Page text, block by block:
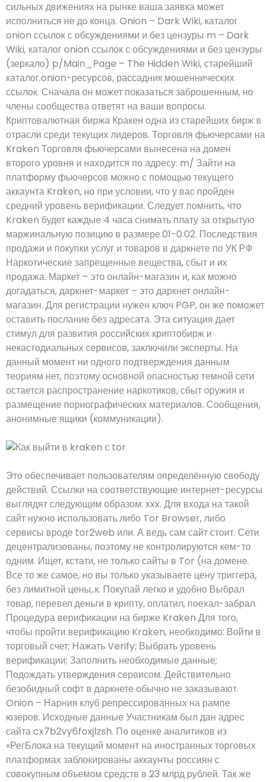
сильных движениях на рынке ваша заявка может
исполниться не до конца. Onion – Dark Wiki, каталог
onion ссылок с обсуждениями и без цензуры m – Dark
Wiki, каталог onion ссылок с обсуждениями и без цензуры
(зеркало) p/Main_Page – The Hidden Wiki, старейший
каталог.onion-ресурсов, рассадник мошеннических
ссылок. Сначала он может показаться заброшенным, но
члены сообщества ответят на ваши вопросы.
Криптовалютная биржа Кракен одна из старейших бирж в
отрасли среди текущих лидеров. Торговля фьючерсами на
Kraken Торговля фьючерсами вынесена на домен
второго уровня и находится по адресу: m/ Зайти на
платформу фьючерсов можно с помощью текущего
аккаунта Kraken, но при условии, что у вас пройден
средний уровень верификации. Следует помнить, что
Kraken будет каждые 4 часа снимать плату за открытую
маржинальную позицию в размере.01-0.02. Последствия
продажи и покупки услуг и товаров в даркнете по УК РФ
Наркотические запрещенные вещества, сбыт и их
продажа. Маркет – это онлайн-магазин и, как можно
догадаться, даркнет-маркет – это даркнет онлайн-
магазин. Для регистрации нужен ключ PGP, он же поможет
оставить послание без адресата. Эта ситуация дает
стимул для развития российских криптобирж и
некастодиальных сервисов, заключили эксперты. На
данный момент ни одного подтверждения данным
теориям нет, поэтому основной опасностью темной сети
остается распространение наркотиков, сбыт оружия и
размещение порнографических материалов. Сообщения,
анонимные ящики (коммуникации).
Это обеспечивает пользователям определённую свободу
действий. Ссылки на соответствующие интернет-ресурсы
выглядят следующим образом: xxx. Для входа на такой
сайт нужно использовать либо Tor Browser, либо
сервисы вроде tor2web или. А ведь сам сайт стоит. Сети
децентрализованы, поэтому не контролируются кем-то
одним. Ищет, кстати, не только сайты в Tor (на домене.
Все то же самое, но вы только указываете цену триггера,
без лимитной цены,.к. Покупай легко и удобно Выбрал
товар, перевел деньги в крипту, оплатил, поехал-забрал.
Процедура верификации на бирже Kraken Для того,
чтобы пройти верификацию Kraken, необходимо: Войти в
торговый счет; Нажать Verify; Выбрать уровень
верификации; Заполнить необходимые данные;
Подождать утверждения сервисом. Действительно
безобидный софт в даркнете обычно не заказывают.
Onion – Нарния клуб репрессированных на рампе
юзеров. Исходные данные Участникам был дан адрес
сайта cx7b2vy6foxjlzsh. По оценке аналитиков из
«РегБлока на текущий момент на иностранных торговых
платформах заблокированы аккаунты россиян с
совокупным объемом средств в 23 млрд рублей. Так же